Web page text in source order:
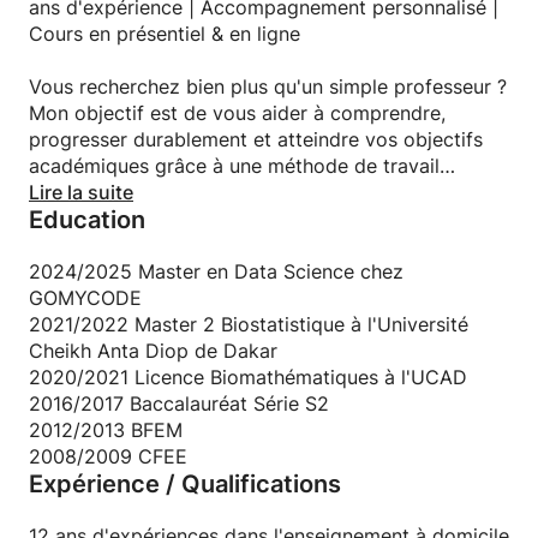
examens.
⭐ Une méthode de travail efficace et personnalisée
Chaque accompagnement débute par un diagnostic
permettant d'identifier les acquis et les difficultés de
l'élève.
À partir de cette évaluation, je mets en place un
programme personnalisé qui vise à :
renforcer les bases ;
corriger durablement les erreurs récurrentes ;
améliorer la compréhension des notions ;
développer une méthode de travail efficace ;
préparer sereinement les contrôles et examens.
J'accorde une grande importance aux explications
simples, aux exemples concrets et aux exercices
progressifs permettant à l'élève de consolider ses
ans d'expérience | Accompagnement personnalisé |
Cours en présentiel & en ligne
Vous recherchez bien plus qu'un simple professeur ?
Mon objectif est de vous aider à comprendre,
progresser durablement et atteindre vos objectifs
académiques grâce à une méthode de travail
rigoureuse, adaptée à votre niveau et à vos
ambitions.
Diplômé de l'Université Cheikh Anta Diop de Dakar
(UCAD) et fort de plus de 10 ans d'expérience dans
le soutien scolaire, j'accompagne chaque année des
élèves et étudiants issus des systèmes scolaires
sénégalais, français et canadien, du collège jusqu'à
l'université.
Que vous souhaitiez améliorer vos résultats,
préparer un examen, réussir un concours ou
Lire la suite
Education
2024/2025 Master en Data Science chez
GOMYCODE
2021/2022 Master 2 Biostatistique à l'Université
Cheikh Anta Diop de Dakar
2020/2021 Licence Biomathématiques à l'UCAD
2016/2017 Baccalauréat Série S2
2012/2013 BFEM
2008/2009 CFEE
Expérience / Qualifications